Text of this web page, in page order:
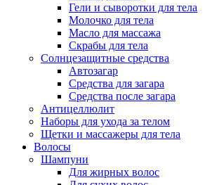
Гели и сыворотки для тела
Молочко для тела
Масло для массажа
Скрабы для тела
Солнцезащитные средства
Автозагар
Средства для загара
Средства после загара
Антицеллюлит
Наборы для ухода за телом
Щетки и массажеры для тела
Волосы
Шампуни
Для жирных волос